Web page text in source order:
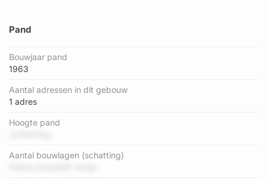
Pand
Bouwjaar pand
1963
Aantal adressen in dit gebouw
1 adres
Hoogte pand
Aantal bouwlagen (schatting)